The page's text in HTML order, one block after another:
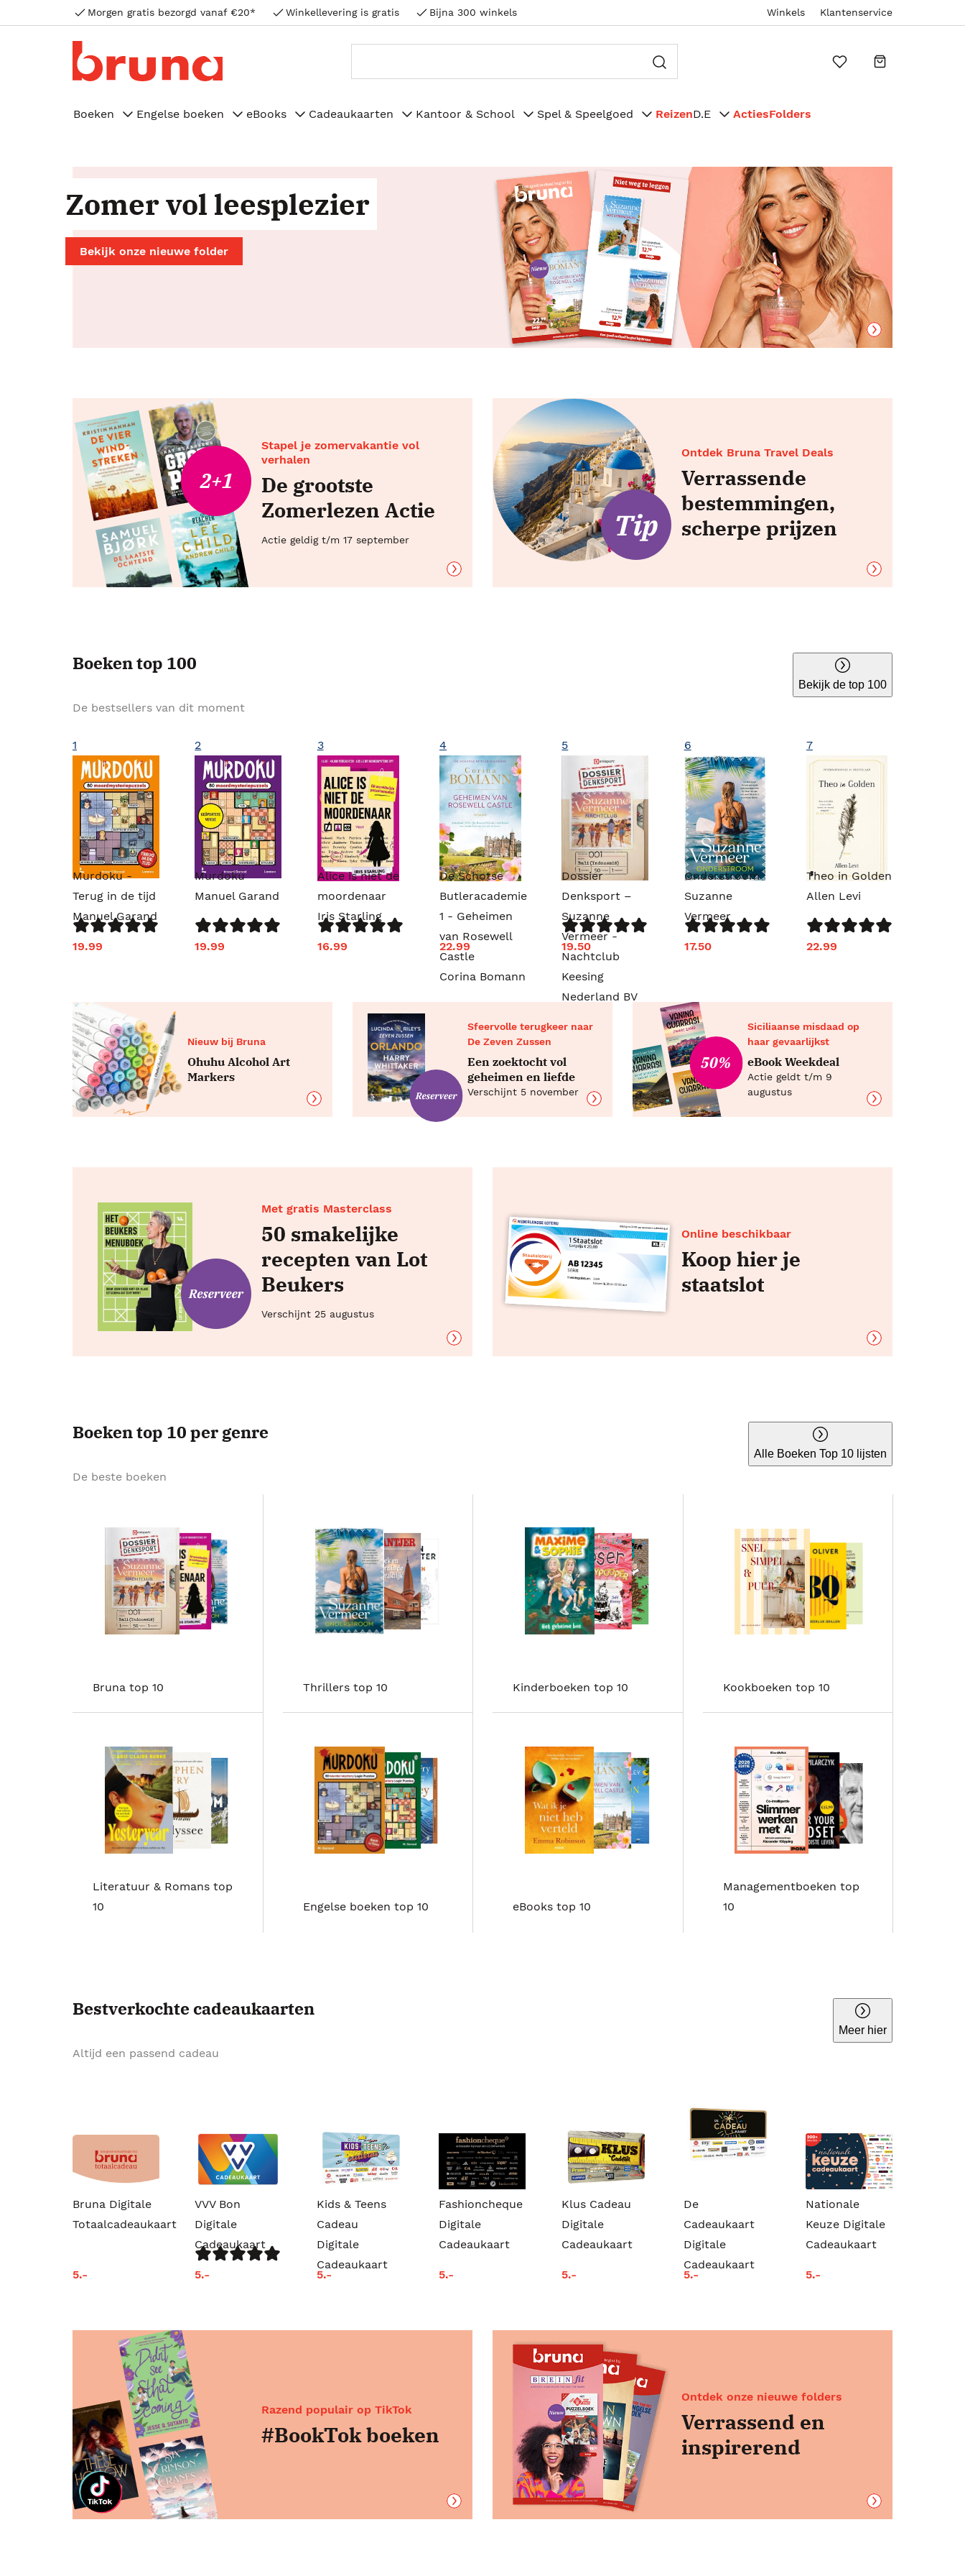
Morgen gratis bezorgd vanaf €20* Winkellevering is gratis Bijna 300 winkels Winkels Klantenservice
Boeken Engelse boeken eBooks Cadeaukaarten Kantoor & School Spel & Speelgoed ReizenD.E ActiesFolders
Zomer vol leesplezier
Bekijk onze nieuwe folder
2+1
Stapel je zomervakantie vol
verhalen
De grootste
Zomerlezen Actie
Actie geldig t/m 17 september
Ontdek Bruna Travel Deals
Verrassende
bestemmingen,
scherpe prijzen
Boeken top 100
Bekijk de top 100
De bestsellers van dit moment
1
Murdoku -
Terug in de tijd
Manuel Garand
19.99
2
Murdoku
Manuel Garand
19.99
3
Alice is niet de
moordenaar
Iris Starling
16.99
4
De Schotse
Butleracademie
1 - Geheimen
van Rosewell
Castle
Corina Bomann
22.99
5
Dossier
Denksport –
Suzanne
Vermeer -
Nachtclub
Keesing
Nederland BV
19.50
6
Onderstroom
Suzanne
Vermeer
17.50
7
Theo in Golden
Allen Levi
22.99
Nieuw bij Bruna
Ohuhu Alcohol Art
Markers
Sfeervolle terugkeer naar
De Zeven Zussen
Een zoektocht vol
geheimen en liefde
Verschijnt 5 november
50%
Siciliaanse misdaad op
haar gevaarlijkst
eBook Weekdeal
Actie geldt t/m 9
augustus
Met gratis Masterclass
50 smakelijke
recepten van Lot
Beukers
Verschijnt 25 augustus
Online beschikbaar
Koop hier je
staatslot
Boeken top 10 per genre
Alle Boeken Top 10 lijsten
De beste boeken
Bruna top 10 Thrillers top 10 Kinderboeken top 10 Kookboeken top 10
Literatuur & Romans top
10
Engelse boeken top 10 eBooks top 10
Managementboeken top
10
Bestverkochte cadeaukaarten
Meer hier
Altijd een passend cadeau
Bruna Digitale
Totaalcadeaukaart
5.-
VVV Bon
Digitale
Cadeaukaart
5.-
Kids & Teens
Cadeau
Digitale
Cadeaukaart
5.-
Fashioncheque
Digitale
Cadeaukaart
5.-
Klus Cadeau
Digitale
Cadeaukaart
5.-
De
Cadeaukaart
Digitale
Cadeaukaart
5.-
Nationale
Keuze Digitale
Cadeaukaart
5.-
Razend populair op TikTok
#BookTok boeken
Ontdek onze nieuwe folders
Verrassend en
inspirerend